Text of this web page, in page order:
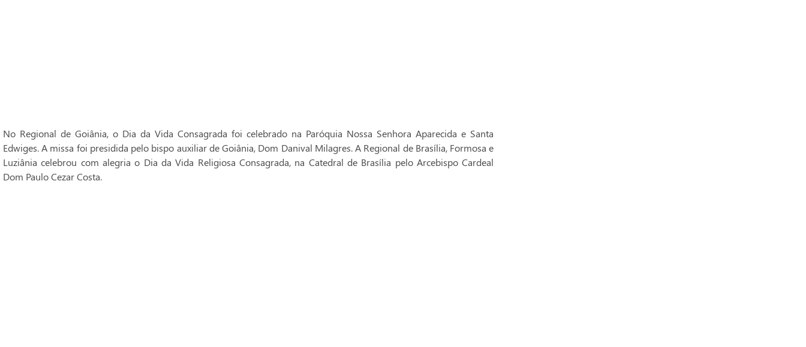
No Regional de Goiânia, o Dia da Vida Consagrada foi celebrado na Paróquia Nossa Senhora Aparecida e Santa
Edwiges. A missa foi presidida pelo bispo auxiliar de Goiânia, Dom Danival Milagres. A Regional de Brasília, Formosa e
Luziânia celebrou com alegria o Dia da Vida Religiosa Consagrada, na Catedral de Brasília pelo Arcebispo Cardeal
Dom Paulo Cezar Costa.